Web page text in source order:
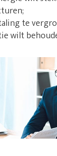
te
wilt